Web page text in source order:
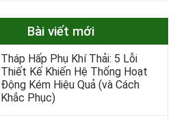
Bài viết mới
Tháp Hấp Phụ Khí Thải: 5 Lỗi
Thiết Kế Khiến Hệ Thống Hoạt
Động Kém Hiệu Quả (và Cách
Khắc Phục)